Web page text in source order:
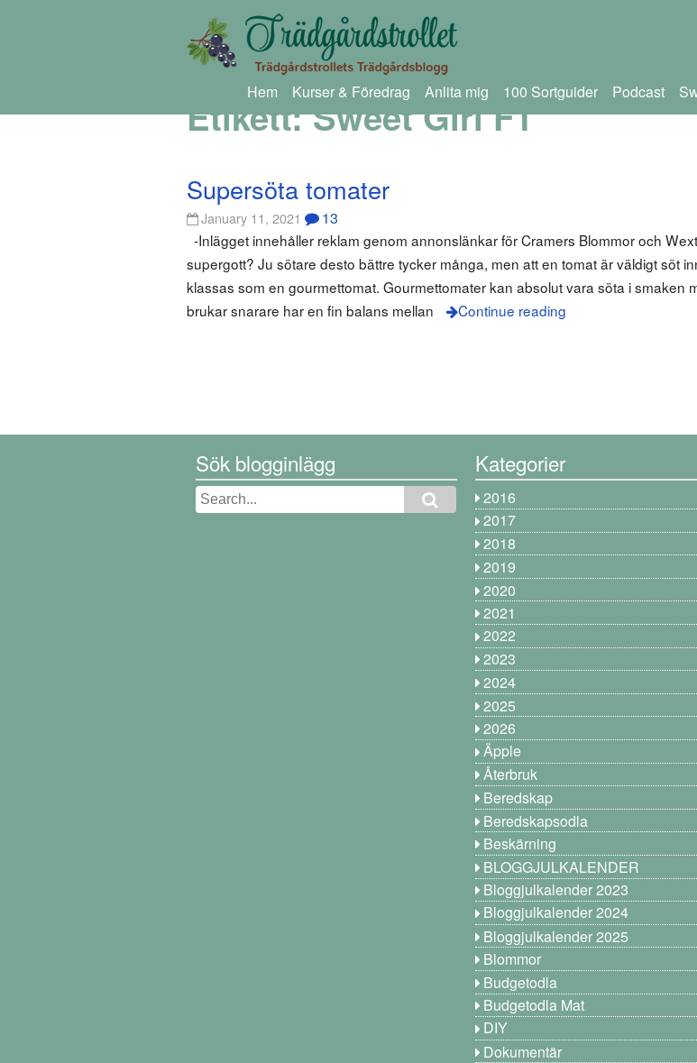
Hem Kurser & Föredrag Anlita mig 100 Sortguider Podcast
Etikett:Sweet Girl F1
Supersöta tomater
January 11, 2021 13
-Inlägget innehåller reklam genom annonslänkar för Cramers Blommor och
supergott? Ju sötare desto bättre tycker många, men att en tomat är väldigt söt
klassas som en gourmettomat. Gourmettomater kan absolut vara söta i smaken
brukar snarare har en fin balans mellan
Continue reading
Sök blogginlägg Kategorier
2016
2017
2018
2019
2020
2021
2022
2023
2024
2025
2026
Äpple
Återbruk
Beredskap
Beredskapsodla
Beskärning
BLOGGJULKALENDER
Bloggjulkalender 2023
Bloggjulkalender 2024
Bloggjulkalender 2025
Blommor
Budgetodla
Budgetodla Mat
DIY
Dokumentär